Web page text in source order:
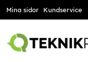
Mina sidor Kundservice